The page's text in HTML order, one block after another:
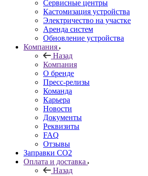
Сервисные центры
Кастомизация устройства
Электричество на участке
Аренда систем
Обновление устройства
Компания
Назад
Компания
О бренде
Пресс-релизы
Команда
Карьера
Новости
Документы
Реквизиты
FAQ
Отзывы
Заправки CO2
Оплата и доставка
Назад